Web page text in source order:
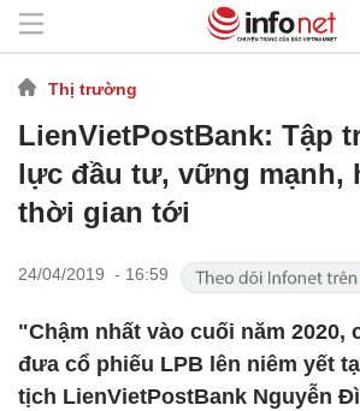
Thị trường
LienVietPostBank: Tập
lực đầu tư, vững mạnh,
thời gian tới
24/04/2019 - 16:59
"Chậm nhất vào cuối năm 2020,
đưa cổ phiếu LPB lên niêm yết
tịch LienVietPostBank Nguyễn